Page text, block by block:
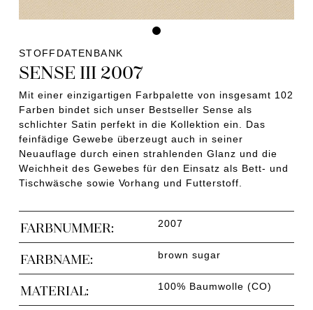
STOFFDATENBANK
SENSE III 2007
Mit einer einzigartigen Farbpalette von insgesamt 102
Farben bindet sich unser Bestseller Sense als
schlichter Satin perfekt in die Kollektion ein. Das
feinfädige Gewebe überzeugt auch in seiner
Neuauflage durch einen strahlenden Glanz und die
Weichheit des Gewebes für den Einsatz als Bett- und
Tischwäsche sowie Vorhang und Futterstoff.
FARBNUMMER: 2007
FARBNAME: brown sugar
MATERIAL: 100% Baumwolle (CO)